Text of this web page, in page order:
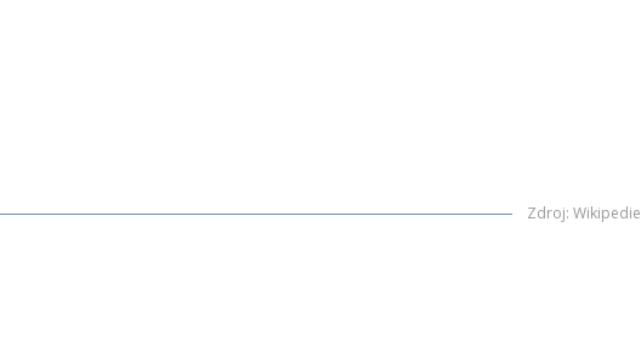
Zdroj: Wikipedie